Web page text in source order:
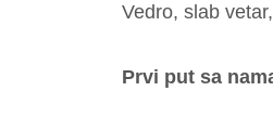
Vedro, slab
Prvi put sa